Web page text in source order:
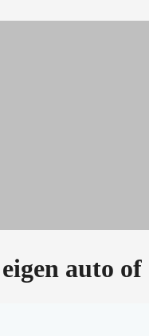
auto